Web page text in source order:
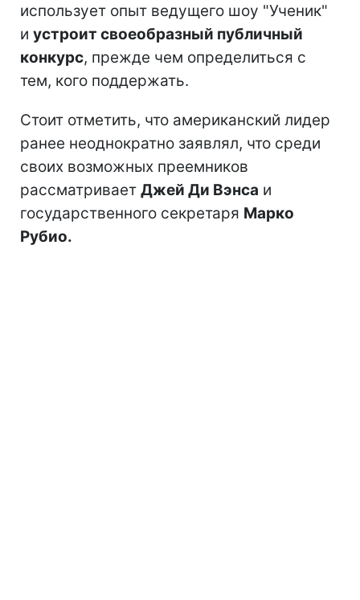
использует опыт ведущего шоу "Ученик"
и устроит своеобразный публичный
конкурс, прежде чем определиться с
тем, кого поддержать.
Стоит отметить, что американский лидер
ранее неоднократно заявлял, что среди
своих возможных преемников
рассматривает Джей Ди Вэнса и
государственного секретаря Марко
Рубио.